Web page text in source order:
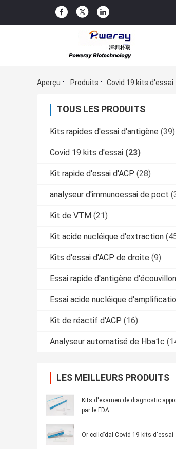
Aperçu
Produits Covid 19 kits d'essai
TOUS LES PRODUITS
Kits rapides d'essai d'antigène (39)
Covid 19 kits d'essai (23)
Kit rapide d'essai d'ACP (28)
analyseur d'immunoessai de poct
Kit de VTM (21)
Kit acide nucléique d'extraction
Kits d'essai d'ACP de droite (9)
Essai rapide d'antigène d'écouvillon
Essai acide nucléique
Kit de réactif d'ACP (16)
Analyseur automatisé de Hba1c
LES MEILLEURS PRODUITS
Kits d'examen de diagnostic
par le FDA
Or colloïdal Covid 19 kits d'essai